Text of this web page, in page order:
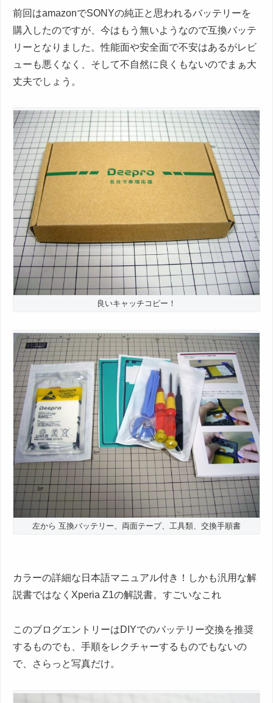
前回はamazonでSONYの純正と思われるバッテリーを
購入したのですが、今はもう無いようなので互換バッテ
リーとなりました。性能面や安全面で不安はあるがレビ
ューも悪くなく、そして不自然に良くもないのでまぁ大
丈夫でしょう。
良いキャッチコピー！
左から 互換バッテリー、両面テープ、工具類、交換手順書
カラーの詳細な日本語マニュアル付き！しかも汎用な解
説書ではなくXperia Z1の解説書。すごいなこれ
このブログエントリーはDIYでのバッテリー交換を推奨
するものでも、手順をレクチャーするものでもないの
で、さらっと写真だけ。